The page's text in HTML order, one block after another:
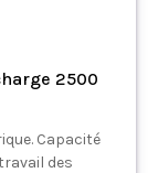
2500
Capacité
des